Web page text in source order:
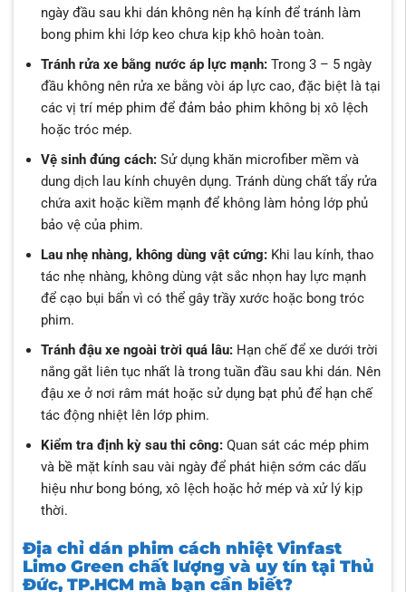
ngày đầu sau khi dán không nên hạ kính để tránh làm
bong phim khi lớp keo chưa kịp khô hoàn toàn.
Tránh rửa xe bằng nước áp lực mạnh:Trong 3 – 5 ngày
đầu không nên rửa xe bằng vòi áp lực cao, đặc biệt là tại
các vị trí mép phim để đảm bảo phim không bị xô lệch
hoặc tróc mép.
Vệ sinh đúng cách:Sử dụng khăn microfiber mềm và
dung dịch lau kính chuyên dụng. Tránh dùng chất tẩy rửa
chứa axit hoặc kiềm mạnh để không làm hỏng lớp phủ
bảo vệ của phim.
Lau nhẹ nhàng, không dùng vật cứng:Khi lau kính, thao
tác nhẹ nhàng, không dùng vật sắc nhọn hay lực mạnh
để cạo bụi bẩn vì có thể gây trầy xước hoặc bong tróc
phim.
Tránh đậu xe ngoài trời quá lâu:Hạn chế để xe dưới trời
nắng gắt liên tục nhất là trong tuần đầu sau khi dán. Nên
đậu xe ở nơi râm mát hoặc sử dụng bạt phủ để hạn chế
tác động nhiệt lên lớp phim.
Kiểm tra định kỳ sau thi công:Quan sát các mép phim
và bề mặt kính sau vài ngày để phát hiện sớm các dấu
hiệu như bong bóng, xô lệch hoặc hở mép và xử lý kịp
thời.
Địa chỉ dán phim cách nhiệt Vinfast
Limo Green chất lượng và uy tín tại Thủ
Đức, TP.HCM mà bạn cần biết?